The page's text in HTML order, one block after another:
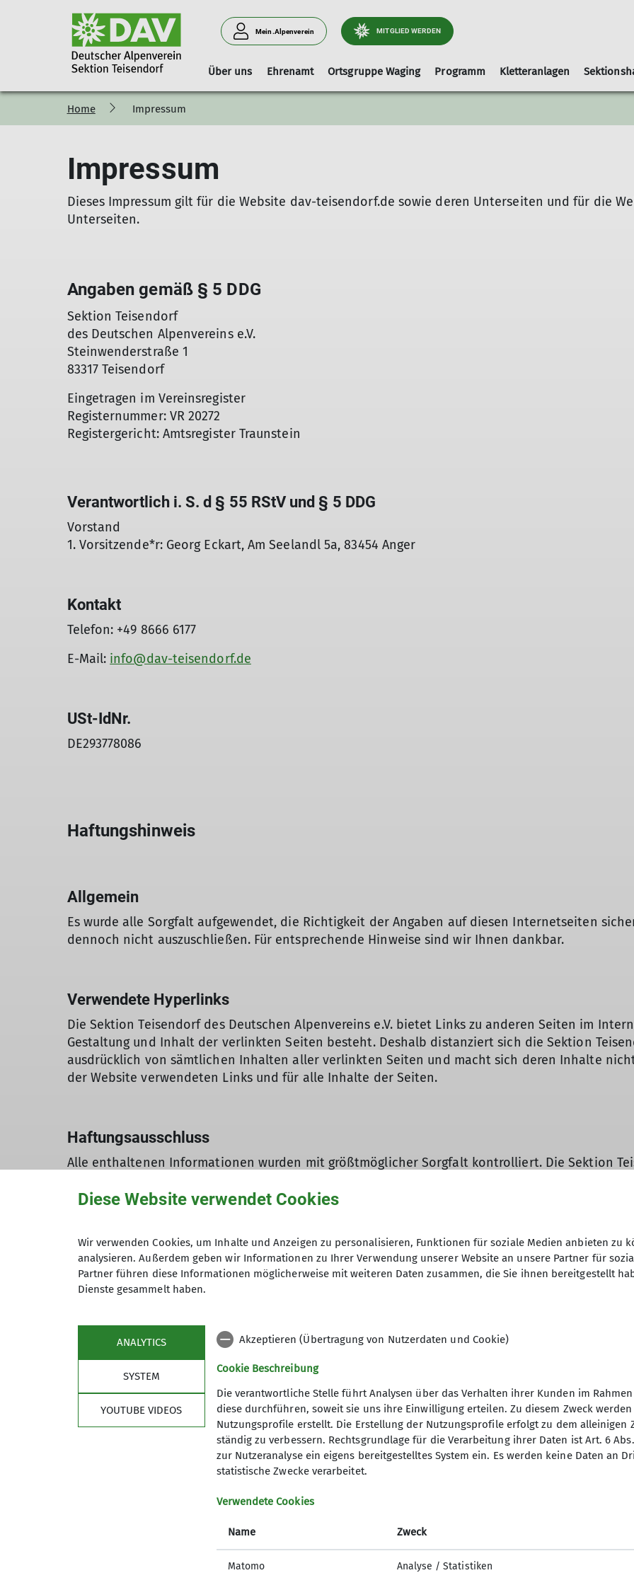
Mein.Alpenverein MITGLIED WERDEN
Über uns
Vorstand Geschäftsstelle Mitgliedschaft Arbeitsgebiet Wege Tourenleiter Artikel und Berichte
Ehrenamt Ortsgruppe Waging
Vorstandschaft Leihausrüstung
Programm
Hinweise Ausrüstungslisten
Kletteranlagen
Boulderhalle Teisendorf
Kilterboard
Kletterhalle-Waging
Home Impressum
Impressum
Dieses Impressum gilt für die Website dav-teisendorf.de sowie deren Unterseiten und für die
Unterseiten.
Angaben gemäß § 5 DDG
Sektion Teisendorf
des Deutschen Alpenvereins e.V.
Steinwenderstraße 1
83317 Teisendorf
Eingetragen im Vereinsregister
Registernummer: VR 20272
Registergericht: Amtsregister Traunstein
Verantwortlich i. S. d § 55 RStV und § 5 DDG
Vorstand
1. Vorsitzende*r: Georg Eckart, Am Seelandl 5a, 83454 Anger
Kontakt
Telefon: +49 8666 6177
E-Mail: info@dav-teisendorf.de
USt-IdNr.
DE293778086
Haftungshinweis
Allgemein
Es wurde alle Sorgfalt aufgewendet, die Richtigkeit der Angaben auf diesen Internetseiten
dennoch nicht auszuschließen. Für entsprechende Hinweise sind wir Ihnen dankbar.
Verwendete Hyperlinks
Die Sektion Teisendorf des Deutschen Alpenvereins e.V. bietet Links zu anderen Seiten im
Gestaltung und Inhalt der verlinkten Seiten besteht. Deshalb distanziert sich die Sektion
ausdrücklich von sämtlichen Inhalten aller verlinkten Seiten und macht sich deren Inhalte
der Website verwendeten Links und für alle Inhalte der Seiten.
Haftungsausschluss
Alle enthaltenen Informationen wurden mit größtmöglicher Sorgfalt kontrolliert. Die Sektion
Für die Richtigkeit und Vollständigkeit der durch Hyperlinks/ "Links" vermittelten sowie der
Copyright by Sektion Teisendorf des Deutschen Alpenvereins e.V. Sämtliche Inhalte der
Freigabe verwendet werden.
wichtige Infos
Lawinenlageberichte
Partner
Diese Website verwendet Cookies
Wir verwenden Cookies, um Inhalte und Anzeigen zu personalisieren, Funktionen für soziale Medien anbieten zu
analysieren. Außerdem geben wir Informationen zu Ihrer Verwendung unserer Website an unsere Partner für
Partner führen diese Informationen möglicherweise mit weiteren Daten zusammen, die Sie ihnen bereitgestellt
Dienste gesammelt haben.
ANALYTICS
SYSTEM
YOUTUBE VIDEOS
Akzeptieren (Übertragung von Nutzerdaten und Cookie)
Cookie Beschreibung
Die verantwortliche Stelle führt Analysen über das Verhalten ihrer Kunden im
diese durchführen, soweit sie uns ihre Einwilligung erteilen. Zu diesem Zweck
Nutzungsprofile erstellt. Die Erstellung der Nutzungsprofile erfolgt zu dem alleinigen
ständig zu verbessern. Rechtsgrundlage für die Verarbeitung ihrer Daten ist Art. 6
zur Nutzeranalyse ein eigens bereitgestelltes System ein. Es werden keine Daten an
statistische Zwecke verarbeitet.
Verwendete Cookies
Name Zweck
Matomo Analyse / Statistiken